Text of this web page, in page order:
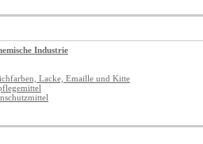
Industrie
Lacke, Emaille und Kitte